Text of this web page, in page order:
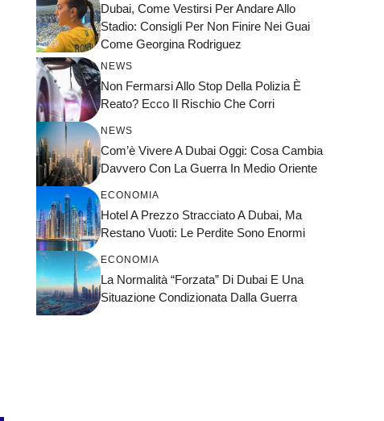
Dubai, Come Vestirsi Per Andare Allo
Stadio: Consigli Per Non Finire Nei Guai
Come Georgina Rodriguez
NEWS
Non Fermarsi Allo Stop Della Polizia È
Reato? Ecco Il Rischio Che Corri
NEWS
Com’è Vivere A Dubai Oggi: Cosa Cambia
Davvero Con La Guerra In Medio Oriente
ECONOMIA
Hotel A Prezzo Stracciato A Dubai, Ma
Restano Vuoti: Le Perdite Sono Enormi
ECONOMIA
La Normalità “forzata” Di Dubai E Una
Situazione Condizionata Dalla Guerra